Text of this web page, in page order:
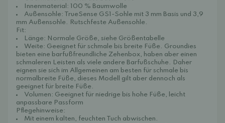
Innenmaterial: 100 % Baumwolle
Außensohle: TrueSense GS1-Sohle mit 3 mm Basis und 3,9
mm Außensohle. Rutschfeste Außensohle.
Fit:
Länge: Normale Größe, siehe Größentabelle
Weite: Geeignet für schmale bis breite Füße. Groundies
bieten eine barfußfreundliche Zehenbox, haben aber einen
schmaleren Leisten als viele andere Barfußschuhe. Daher
eignen sie sich im Allgemeinen am besten für schmale bis
normalbreite Füße, dieses Modell gilt aber dennoch als
geeignet für breite Füße.
Volumen: Geeignet für niedrige bis hohe Füße, leicht
anpassbare Passform
Pflegehinweise:
Mit einem kalten, feuchten Tuch abwischen.